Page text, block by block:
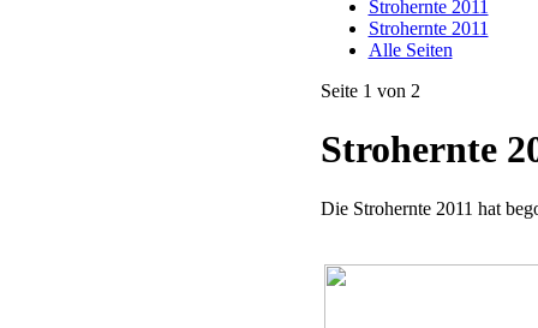
Strohernte 2011
Strohernte 2011
Alle Seiten
Seite 1 von 2
Strohernte
Die Strohernte 2011 hat